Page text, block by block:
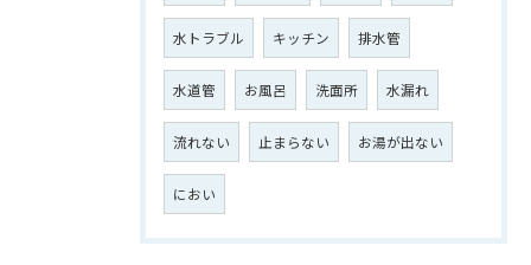
水トラブル キッチン 排水管
水道管 お風呂 洗面所 水漏れ
流れない 止まらない お湯が出ない
におい